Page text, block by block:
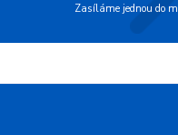
Zasíláme jednou do